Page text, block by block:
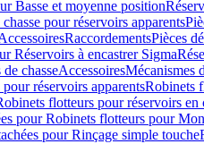
Basse et moyenne position
pour réservoirs apparents
RaccordementsPièces
Réservoirs à encastrer Sigma
de chasseAccessoiresMécanismes
réservoirs apparentsRobinets
flotteurs pour réservoirs en
pour Robinets flotteurs pour
pour Rinçage simple touche